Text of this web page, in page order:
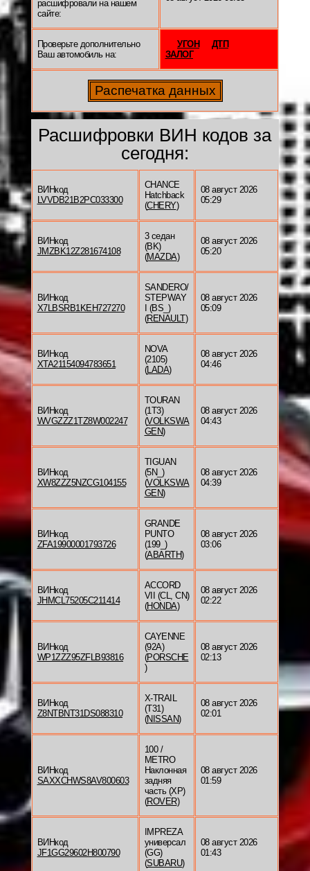
расшифровали на нашем
сайте:
Проверьте дополнительно
Ваш автомобиль на:
УГОН
ДТП
ЗАЛОГ
Расшифровки ВИН кодов за
сегодня:
ВИНкод
LVVDB21B2PC033300
CHANCE
Hatchback
(CHERY)
08 август 2026
05:29
ВИНкод
JMZBK12Z281674108
3 седан
(BK)
(MAZDA)
08 август 2026
05:20
ВИНкод
X7LBSRB1KEH727270
SANDERO/
STEPWAY
I (BS_)
(RENAULT)
08 август 2026
05:09
ВИНкод
XTA21154094783651
NOVA
(2105)
(LADA)
08 август 2026
04:46
ВИНкод
WVGZZZ1TZ8W002247
TOURAN
(1T3)
(VOLKSWA
GEN)
08 август 2026
04:43
ВИНкод
XW8ZZZ5NZCG104155
TIGUAN
(5N_)
(VOLKSWA
GEN)
08 август 2026
04:39
ВИНкод
ZFA19900001793726
GRANDE
PUNTO
(199_)
(ABARTH)
08 август 2026
03:06
ВИНкод
JHMCL75205C211414
ACCORD
VII (CL, CN)
(HONDA)
08 август 2026
02:22
ВИНкод
WP1ZZZ95ZFLB93816
CAYENNE
(92A)
(PORSCHE
)
08 август 2026
02:13
ВИНкод
Z8NTBNT31DS088310
X-TRAIL
(T31)
(NISSAN)
08 август 2026
02:01
ВИНкод
SAXXCHWS8AV800603
100 /
METRO
Наклонная
задняя
часть (XP)
(ROVER)
08 август 2026
01:59
ВИНкод
JF1GG29602H800790
IMPREZA
универсал
(GG)
(SUBARU)
08 август 2026
01:43